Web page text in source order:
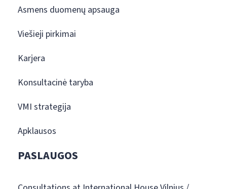
Asmens duomenų apsauga
Viešieji pirkimai
Karjera
Konsultacinė taryba
VMI strategija
Apklausos
PASLAUGOS